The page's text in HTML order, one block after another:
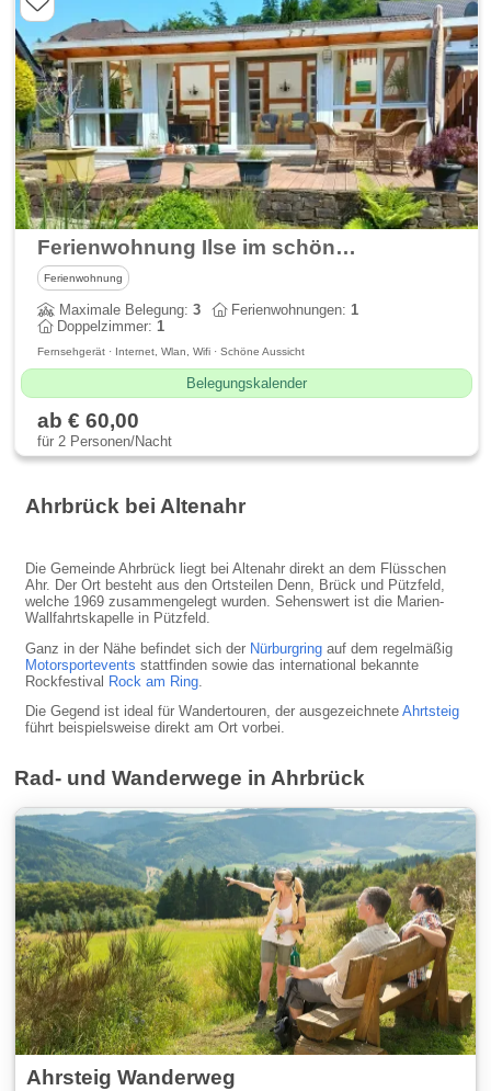
Ferienwohnung Ilse im schönen Ahrtal
Ferienwohnung
Maximale Belegung:3 Ferienwohnungen:1
Doppelzimmer:1
Fernsehgerät · Internet, Wlan, Wifi · Schöne Aussicht
Belegungskalender
ab € 60,00
für 2 Personen/Nacht
Ahrbrück bei Altenahr
Die Gemeinde Ahrbrück liegt bei Altenahr direkt an dem Flüsschen
Ahr. Der Ort besteht aus den Ortsteilen Denn, Brück und Pützfeld,
welche 1969 zusammengelegt wurden. Sehenswert ist die Marien-
Wallfahrtskapelle in Pützfeld.
Ganz in der Nähe befindet sich der Nürburgring auf dem regelmäßig
Motorsportevents stattfinden sowie das international bekannte
Rockfestival Rock am Ring
Die Gegend ist ideal für Wandertouren, der ausgezeichneteAhrtsteig
führt beispielsweise direkt am Ort vorbei.
Rad- und Wanderwege in Ahrbrück
Ahrsteig Wanderweg